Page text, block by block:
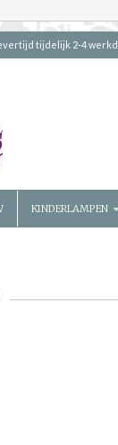
tijdelijk 2-4
KINDERLAMPEN